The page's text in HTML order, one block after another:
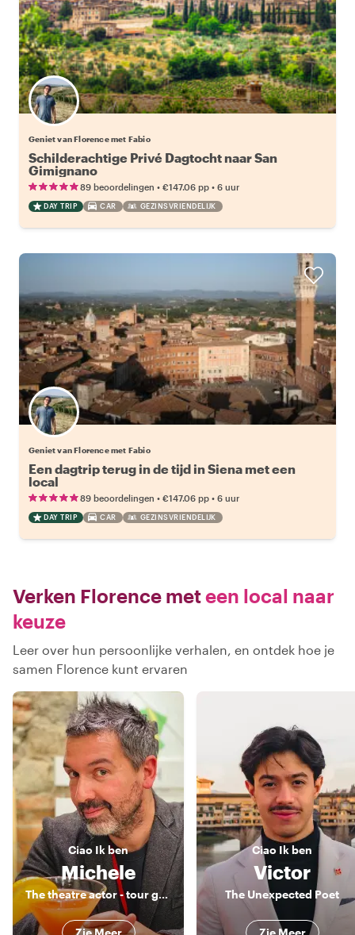
Geniet van Florence met Fabio
Schilderachtige Privé Dagtocht naar San
Gimignano
89 beoordelingen • €147.06 pp • 6 uur
DAY TRIP CAR GEZINSVRIENDELIJK
Geniet van Florence met Fabio
Een dagtrip terug in de tijd in Siena met een
local
89 beoordelingen • €147.06 pp • 6 uur
DAY TRIP CAR GEZINSVRIENDELIJK
Verken Florence meteen local naar
keuze
Leer over hun persoonlijke verhalen, en ontdek hoe je
samen Florence kunt ervaren
Ciao Ik ben
Michele
The theatre actor - tour guide!
Zie Meer
Ciao Ik ben
Victor
The Unexpected Poet
Zie Meer